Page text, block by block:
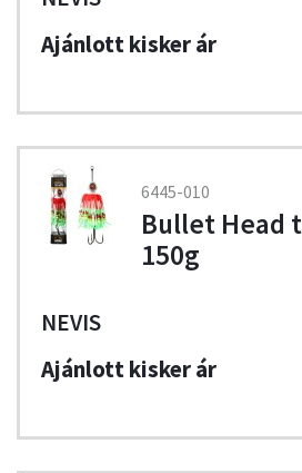
6445-010
Bullet Head
150g
NEVIS